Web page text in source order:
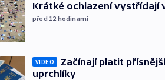
Krátké ochlazení vystřídají
před 12 hodinami
VIDEO
Začínají platit
uprchlíky